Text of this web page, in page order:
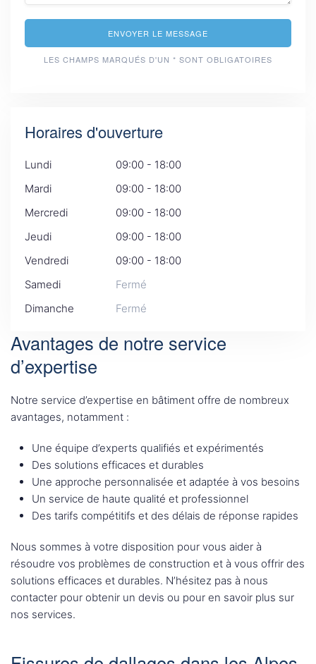
ENVOYER LE MESSAGE
LES CHAMPS MARQUÉS D'UN * SONT OBLIGATOIRES
Horaires d'ouverture
Lundi
09:00 - 18:00
Mardi
09:00 - 18:00
Mercredi
09:00 - 18:00
Jeudi
09:00 - 18:00
Vendredi
09:00 - 18:00
Samedi
Fermé
Dimanche
Fermé
Avantages de notre service
d’expertise
Notre service d’expertise en bâtiment offre de nombreux
avantages, notamment :
Une équipe d’experts qualifiés et expérimentés
Des solutions efficaces et durables
Une approche personnalisée et adaptée à vos besoins
Un service de haute qualité et professionnel
Des tarifs compétitifs et des délais de réponse rapides
Nous sommes à votre disposition pour vous aider à
résoudre vos problèmes de construction et à vous offrir des
solutions efficaces et durables. N’hésitez pas à nous
contacter pour obtenir un devis ou pour en savoir plus sur
nos services.